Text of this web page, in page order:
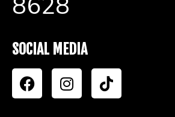
SOCIAL MEDIA